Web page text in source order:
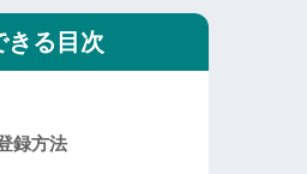
きる目次
録方法